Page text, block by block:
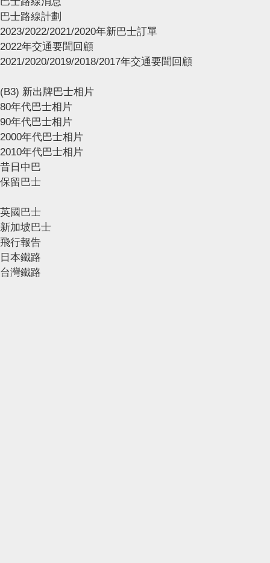
巴士路線計劃
2023/2022/2021/2020年新巴士訂單
2022年交通要聞回顧
2021/2020/2019/2018/2017年交通要聞回顧
(B3) 新出牌巴士相片
80年代巴士相片
90年代巴士相片
2000年代巴士相片
2010年代巴士相片
昔日中巴
保留巴士
英國巴士
新加坡巴士
飛行報告
日本鐵路
台灣鐵路